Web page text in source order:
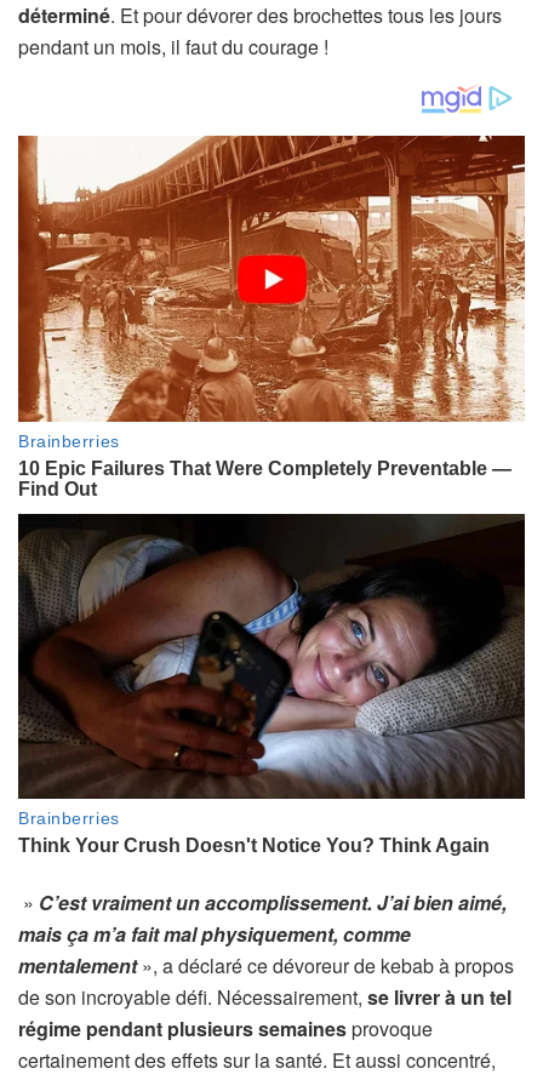
déterminé. Et pour dévorer des brochettes tous les jours
pendant un mois, il faut du courage !
» C’est vraiment un accomplissement. J’ai bien aimé,
mais ça m’a fait mal physiquement, comme
mentalement», a déclaré ce dévoreur de kebab à propos
de son incroyable défi. Nécessairement, se livrer à un tel
régime pendant plusieurs semainesprovoque
certainement des effets sur la santé. Et aussi concentré,